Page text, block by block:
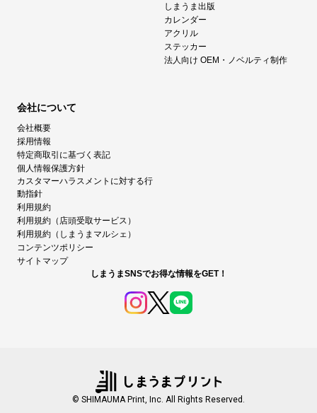
しまうま出版
カレンダー
アクリル
ステッカー
法人向け OEM・ノベルティ制作
会社について
会社概要
採用情報
特定商取引に基づく表記
個人情報保護方針
カスタマーハラスメントに対する行
動指針
利用規約
利用規約（店頭受取サービス）
利用規約（しまうまマルシェ）
コンテンツポリシー
サイトマップ
しまうまSNSでお得な情報をGET！
© SHIMAUMA Print, Inc. All Rights Reserved.